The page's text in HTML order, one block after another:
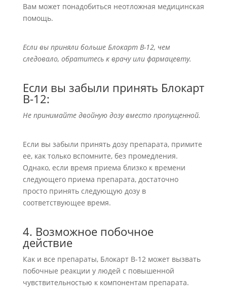
Вам может понадобиться неотложная медицинская
помощь.
Если вы приняли больше Блокарт В-12, чем
следовало, обратитесь к врачу или фармацевту.
Если вы забыли принять Блокарт
В-12:
Не принимайте двойную дозу вместо пропущенной.
Если вы забыли принять дозу препарата, примите
ее, как только вспомните, без промедления.
Однако, если время приема близко к времени
следующего приема препарата, достаточно
просто принять следующую дозу в
соответствующее время.
4. Возможное побочное
действие
Как и все препараты, Блокарт В-12 может вызвать
побочные реакции у людей с повышенной
чувствительностью к компонентам препарата.